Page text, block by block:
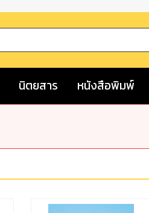
นิตยสาร หนังสือพิมพ์